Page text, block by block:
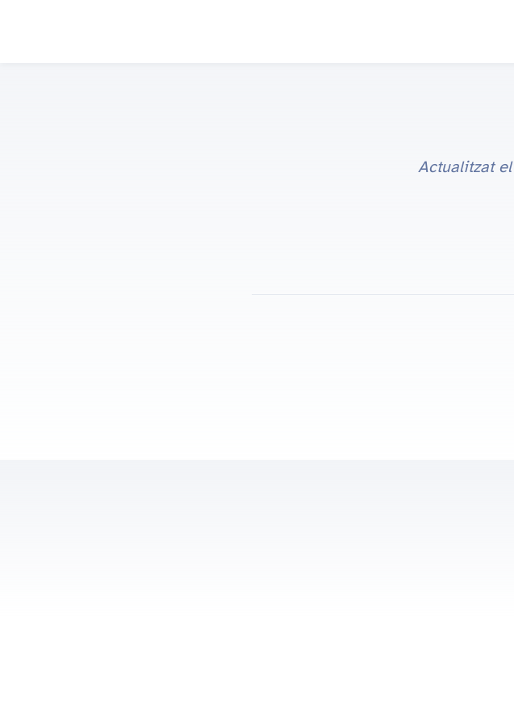
Actualitzat el